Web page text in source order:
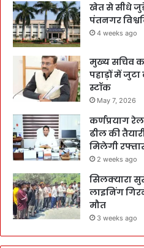
खेत से सीधे
पंतनगर
4 weeks ago
मुख्य सचिव
पहाड़ों में
स्टॉक
May 7, 2026
कर्णप्रयाग
ढील की
मिलेगी
2 weeks ago
सिलक्यारा
लाइनिंग
मौत
3 weeks ago